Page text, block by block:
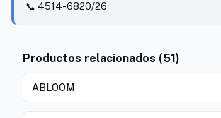
📞 4514-6820/26
Productos relacionados (51)
ABLOOM